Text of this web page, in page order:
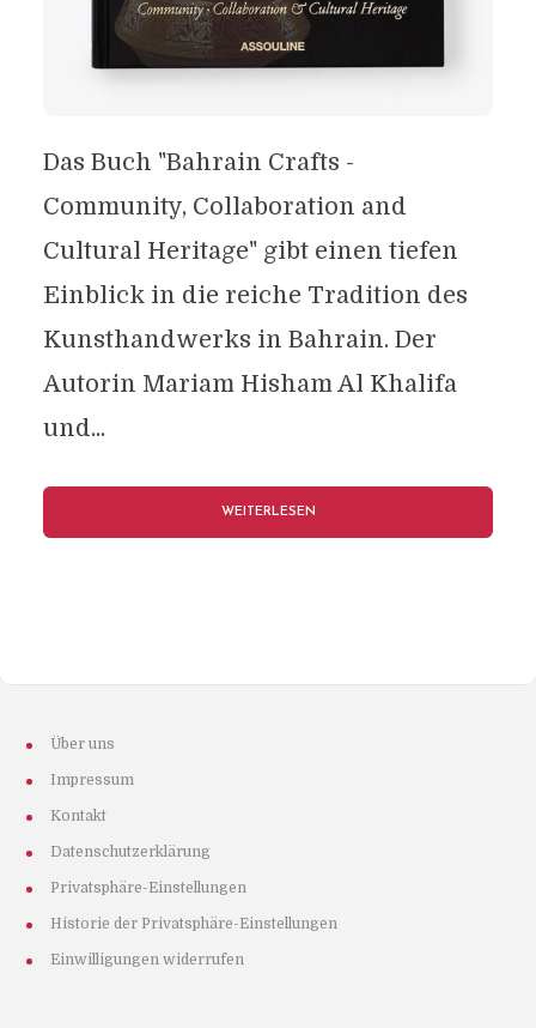
Das Buch "Bahrain Crafts -
Community, Collaboration and
Cultural Heritage" gibt einen tiefen
Einblick in die reiche Tradition des
Kunsthandwerks in Bahrain. Der
Autorin Mariam Hisham Al Khalifa
und...
WEITERLESEN
Über uns
Impressum
Kontakt
Datenschutzerklärung
Privatsphäre-Einstellungen
Historie der Privatsphäre-Einstellungen
Einwilligungen widerrufen